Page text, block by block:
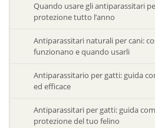
Quando usare gli antiparassitari
protezione tutto l’anno
Antiparassitari naturali per cani:
funzionano e quando usarli
Antiparassitario per gatti: guida
ed efficace
Antiparassitari per gatti: guida
protezione del tuo felino